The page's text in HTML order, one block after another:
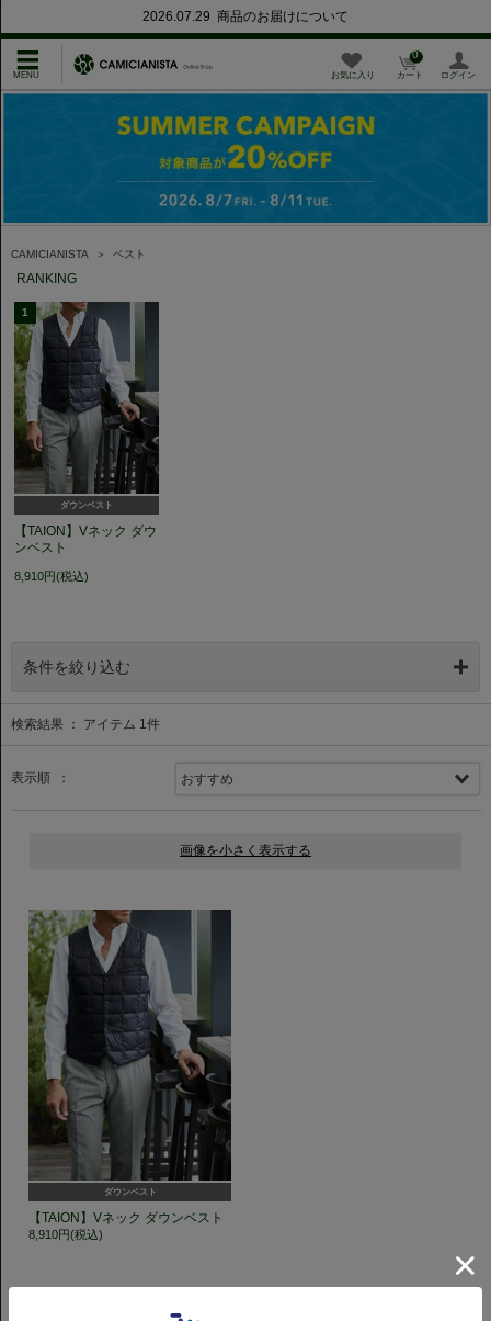
2026.07.29 商品のお届けについて
お気に入り カート
0
ログイン
CAMICIANISTA ＞ ベスト
RANKING
1
ダウンベスト
【TAION】Vネック ダウ
ンベスト
8,910円(税込)
条件を絞り込む
検索結果 ： アイテム 1件
表示順 ：
ダウンベスト
【TAION】Vネック ダウンベスト
8,910円(税込)